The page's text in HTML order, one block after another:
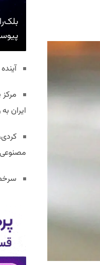
ایران به رتبه ۷۵ دولت
مصنوعی
سرخط